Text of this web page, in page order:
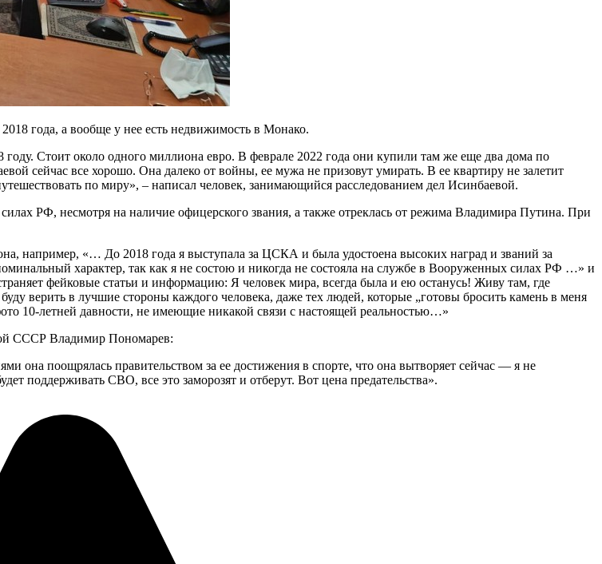
года, а вообще у нее есть недвижимость в Монако.
Стоит около одного миллиона евро. В феврале 2022 года они купили там же еще два дома по
сейчас все хорошо. Она далеко от войны, ее мужа не призовут умирать. В ее квартиру не залетит
по миру», – написал человек, занимающийся расследованием дел Исинбаевой.
РФ, несмотря на наличие офицерского звания, а также отреклась от режима Владимира Путина. При
например, «… До 2018 года я выступала за ЦСКА и была удостоена высоких наград и званий за
характер, так как я не состою и никогда не состояла на службе в Вооруженных силах РФ …» и
фейковые статьи и информацию: Я человек мира, всегда была и ею останусь! Живу там, где
верить в лучшие стороны каждого человека, даже тех людей, которые „готовы бросить камень в меня
10-летней давности, не имеющие никакой связи с настоящей реальностью…»
СССР Владимир Пономарев:
она поощрялась правительством за ее достижения в спорте, что она вытворяет сейчас — я не
поддерживать СВО, все это заморозят и отберут. Вот цена предательства».